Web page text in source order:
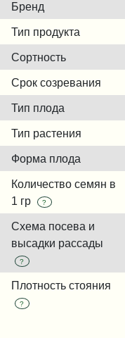
Бренд
Тип продукта
Сортность
Срок созревания
Тип плода
Тип растения
Форма плода
Количество семян в
1 гр
?
Схема посева и
высадки рассады
?
Плотность стояния
?